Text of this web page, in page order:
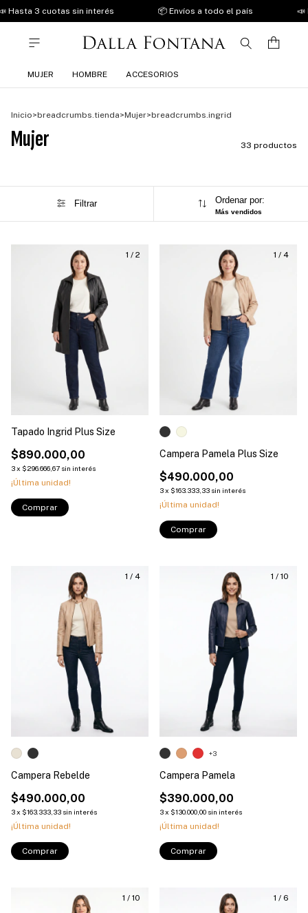
3 cuotas sin interés 📦 Envíos a todo el país 📣
MUJER HOMBRE ACCESORIOS
Inicio>breadcrumbs.tienda>Mujer>breadcrumbs.ingrid
Mujer 33 productos
Filtrar Ordenar por:
Más vendidos
1 / 2
Tapado Ingrid Plus Size
$890.000,00
3x $296.666,67 sin interés
¡Última unidad!
Comprar
1 / 4
Campera Pamela Plus Size
$490.000,00
3x $163.333,33 sin interés
¡Última unidad!
Comprar
1 / 4
Campera Rebelde
$490.000,00
3x $163.333,33 sin interés
¡Última unidad!
Comprar
1 / 10
Campera Pamela
$390.000,00
3x $130.000,00 sin interés
¡Última unidad!
+3
Comprar
1 / 10 1 / 6